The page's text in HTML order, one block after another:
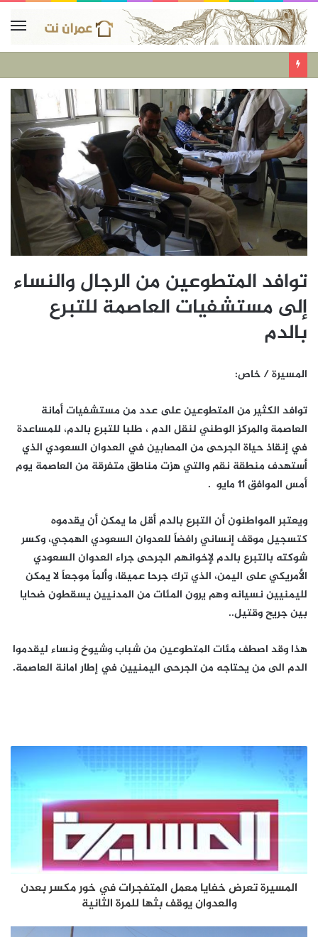
توافد المتطوعين من الرجال والنساء
إلى مستشفيات العاصمة للتبرع
بالدم
المسيرة / خاص:
توافد الكثير من المتطوعين على عدد من مستشفيات أمانة
العاصمة والمركز الوطني لنقل الدم ، طلبا للتبرع بالدم، للمساعدة
في إنقاذ حياة الجرحى من المصابين في العدوان السعودي الذي
أستهدف منطقة نقم والتي هزت مناطق متفرقة من العاصمة يوم
أمس الموافق 11 مايو .
ويعتبر المواطنون أن التبرع بالدم أقل ما يمكن أن يقدموه
كتسجيل موقف إنساني رافضاً للعدوان السعودي الهمجي، وكسر
شوكته بالتبرع بالدم لإخوانهم الجرحى جراء العدوان السعودي
الأمريكي على اليمن، الذي ترك جرحا عميقا، وألماً موجعاً لا يمكن
لليمنيين نسيانه وهم يرون المئات من المدنيين يسقطون ضحايا
بين جريح وقتيل..
هذا وقد اصطف مئات المتطوعين من شباب وشيوخ ونساء ليقدموا
الدم الى من يحتاجه من الجرحى اليمنيين في إطار امانة العاصمة.
المسيرة تعرض خفايا معمل المتفجرات في خور مكسر بعدن
والعدوان يوقف بثها للمرة الثانية